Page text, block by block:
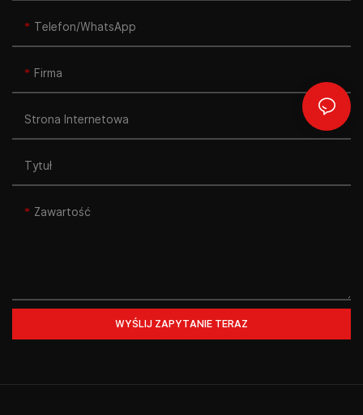
Telefon/WhatsApp
Firma
Strona Internetowa
Tytuł
Zawartość
WYŚLIJ ZAPYTANIE TERAZ